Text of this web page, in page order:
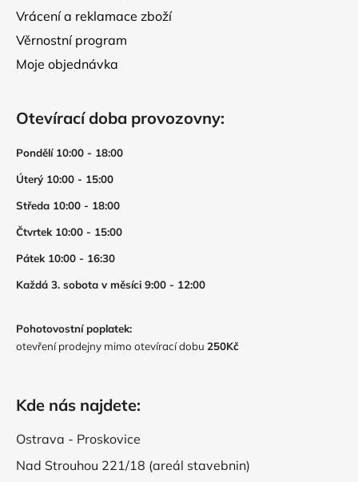
Vrácení a reklamace zboží
Věrnostní program
Moje objednávka
Otevírací doba provozovny:
Pondělí 10:00 - 18:00
Úterý 10:00 - 15:00
Středa 10:00 - 18:00
Čtvrtek 10:00 - 15:00
Pátek 10:00 - 16:30
Každá 3. sobota v měsíci 9:00 - 12:00
Pohotovostní poplatek:
otevření prodejny mimo otevírací dobu 250Kč
Kde nás najdete:
Ostrava - Proskovice
Nad Strouhou 221/18 (areál stavebnin)